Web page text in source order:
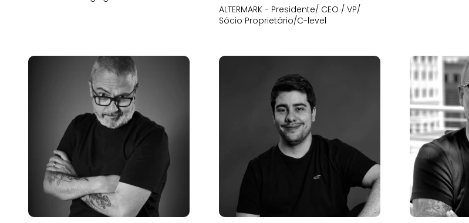
ALTERMARK - Presidente/ CEO / VP/
Sócio Proprietário/C-level